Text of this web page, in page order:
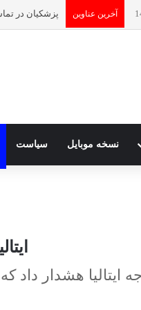
آخرین عناوین
نسخه موبایل سیاست
ایتالیا هشدار